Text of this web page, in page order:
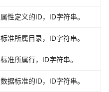
属性定义的ID，ID字符串。
标准所属目录，ID字符串。
标准所属行，ID字符串。
数据标准的ID，ID字符串。